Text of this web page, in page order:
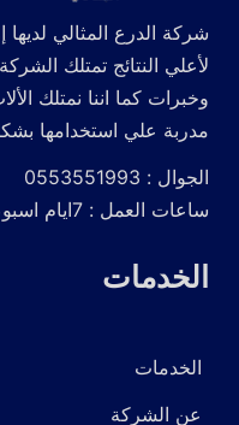
شركة الدرع المثالي
لأعلي النتائج تمتلك
وخبرات كما اننا نمتلك
مدربة علي استخدامها
الجوال : 0553551993
ساعات العمل : 7ايام اسبوعيا / 24 ساعة يوميا
الخدمات
الخدمات
عن الشركة